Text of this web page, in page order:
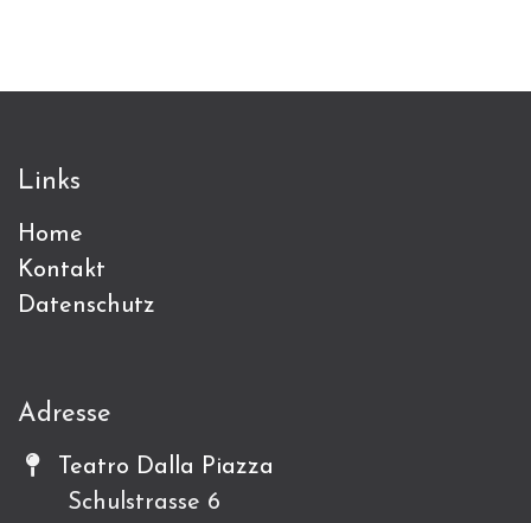
Links
Home
Kontakt
Datenschutz
Adresse
Teatro Dalla Piazza
Schulstrasse 6